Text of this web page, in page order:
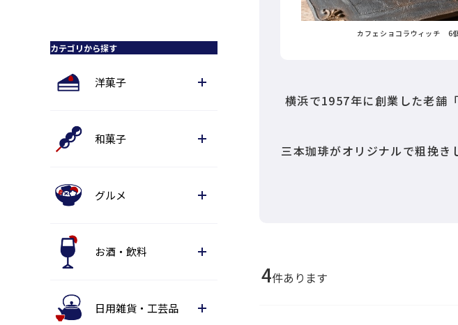
カテゴリから探す
洋菓子
和菓子
グルメ
お酒・飲料
日用雑貨・工芸品
カフェショコラウィッチ 6
横浜で1957年に創業した老舗
三本珈琲がオリジナルで粗挽
4件あります